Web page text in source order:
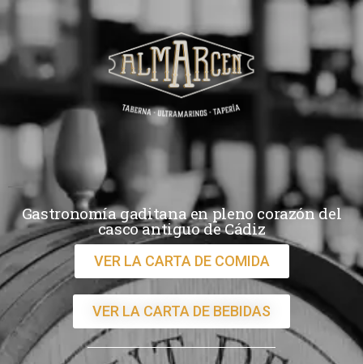
Gastronomía gaditana en pleno corazón del
casco antiguo de Cádiz
VER LA CARTA DE COMIDA
VER LA CARTA DE BEBIDAS